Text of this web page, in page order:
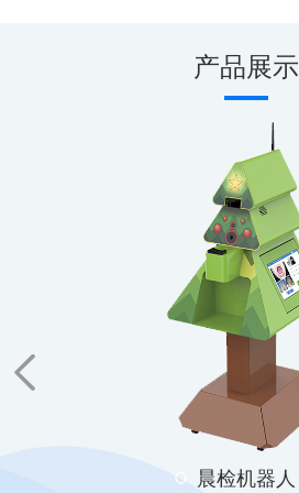
产品展示
晨检机器人